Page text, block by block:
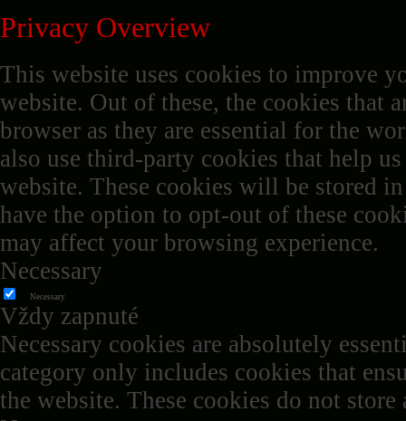
Privacy Overview
This website uses cookies to improve
website. Out of these, the cookies that
browser as they are essential for the
also use third-party cookies that help
website. These cookies will be stored
have the option to opt-out of these
may affect your browsing experience.
Necessary
Necessary
Vždy zapnuté
Necessary cookies are absolutely
category only includes cookies that
the website. These cookies do not